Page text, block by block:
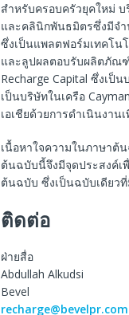
สำหรับครอบครัวยุคใหม่ บ
และคลินิกพันธมิตรซึ่งมีจำ
ซึ่งเป็นแพลตฟอร์มเทคโน
และลูปผลตอบรับผลิตภัณ
Recharge Capital ซึ่งเ
เป็นบริษัทในเครือ
เอเชียด้วยการดำเนินงาน
เนื้อหาใจความในภาษาต้
ต้นฉบับนี้จึงมีจุดประสงค์เ
ต้นฉบับ ซึ่งเป็นฉบับเดียว
ติดต่อ
ฝ่ายสื่อ
Abdullah Alkudsi
Bevel
recharge@bevelpr.com